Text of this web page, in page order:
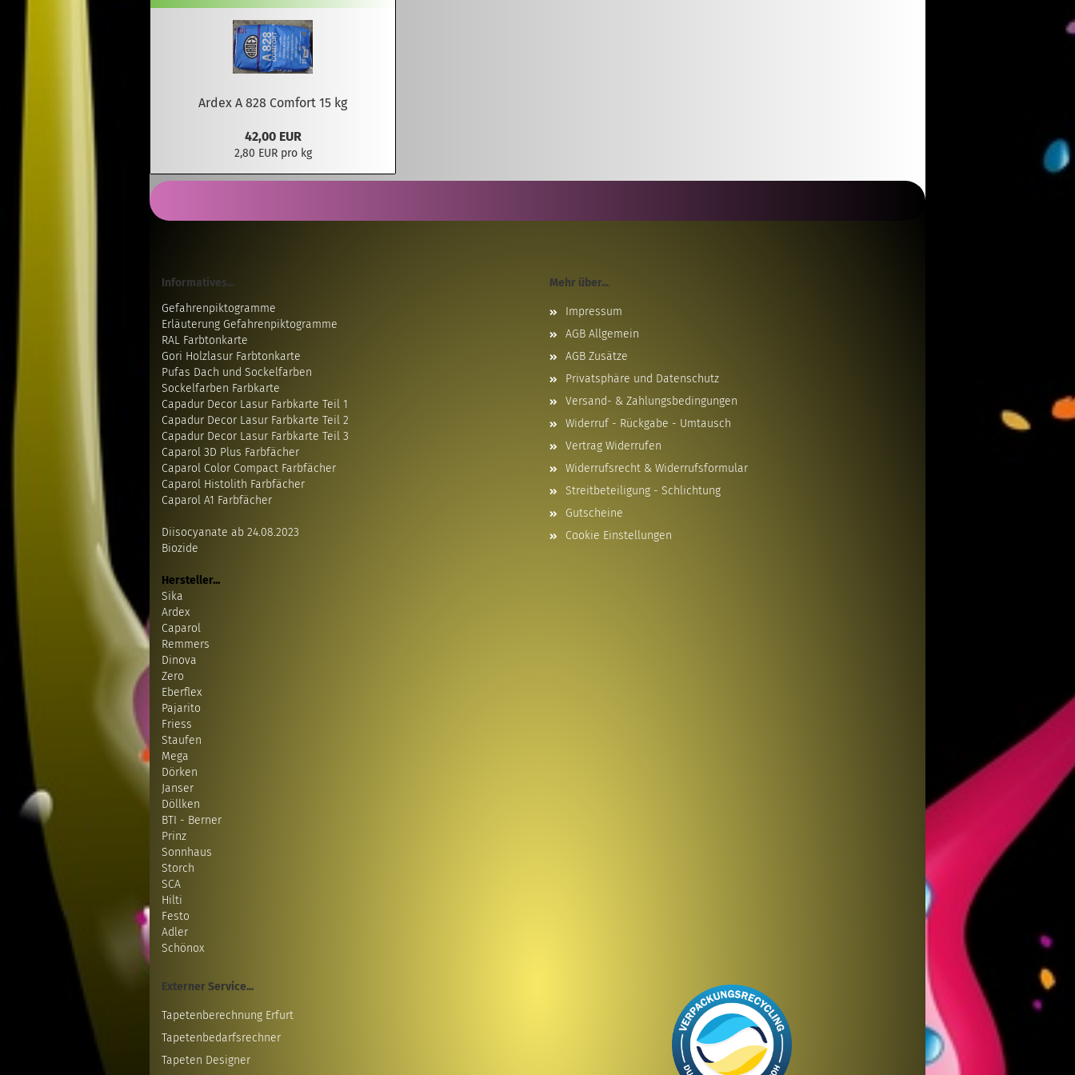
Ardex A 828 Comfort 15 kg
42,00 EUR
2,80 EUR pro kg
Informatives...
Gefahrenpiktogramme
Erläuterung Gefahrenpiktogramme
RAL Farbtonkarte
Gori Holzlasur Farbtonkarte
Pufas Dach und Sockelfarben
Sockelfarben Farbkarte
Capadur Decor Lasur Farbkarte Teil 1
Capadur Decor Lasur Farbkarte Teil 2
Capadur Decor Lasur Farbkarte Teil 3
Caparol 3D Plus Farbfächer
Caparol Color Compact Farbfächer
Caparol Histolith Farbfächer
Caparol A1 Farbfächer
Diisocyanate ab 24.08.2023
Biozide
Hersteller...
Sika
Ardex
Caparol
Remmers
Dinova
Zero
Eberflex
Pajarito
Friess
Staufen
Mega
Dörken
Janser
Döllken
BTI - Berner
Prinz
Sonnhaus
Storch
SCA
Hilti
Festo
Adler
Schönox
Mehr über...
Impressum
AGB Allgemein
AGB Zusätze
Privatsphäre und Datenschutz
Versand- & Zahlungsbedingungen
Widerruf - Rückgabe - Umtausch
Vertrag Widerrufen
Widerrufsrecht & Widerrufsformular
Streitbeteiligung - Schlichtung
Gutscheine
Cookie Einstellungen
Externer Service...
Tapetenberechnung Erfurt
Tapetenbedarfsrechner
Tapeten Designer